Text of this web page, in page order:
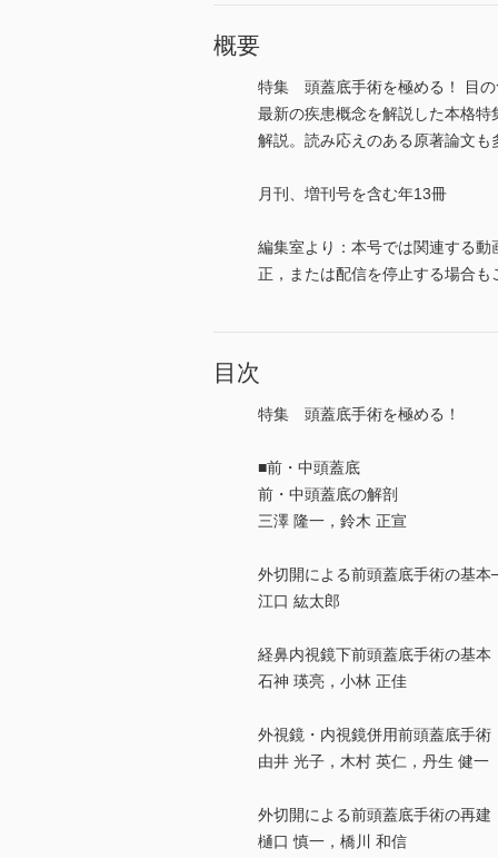
概要
特集 頭蓋底手術を極める！ 目の
最新の疾患概念を解説した本格
解説。読み応えのある原著論文
月刊、増刊号を含む年13冊
編集室より：本号では関連する
正，または配信を停止する場合
目次
特集 頭蓋底手術を極める！
■前・中頭蓋底
前・中頭蓋底の解剖
三澤 隆一，鈴木 正宣
外切開による前頭蓋底手術の基
江口 紘太郎
経鼻内視鏡下前頭蓋底手術の基本
石神 瑛亮，小林 正佳
外視鏡・内視鏡併用前頭蓋底手術
由井 光子，木村 英仁，丹生 健一
外切開による前頭蓋底手術の再建
樋口 慎一，橋川 和信